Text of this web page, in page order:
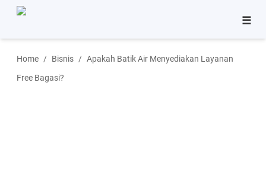
☰
Bisnis
Pinjaman
Home Bisnis
Apakah Batik Air Menyediakan Layanan
Free Bagasi?